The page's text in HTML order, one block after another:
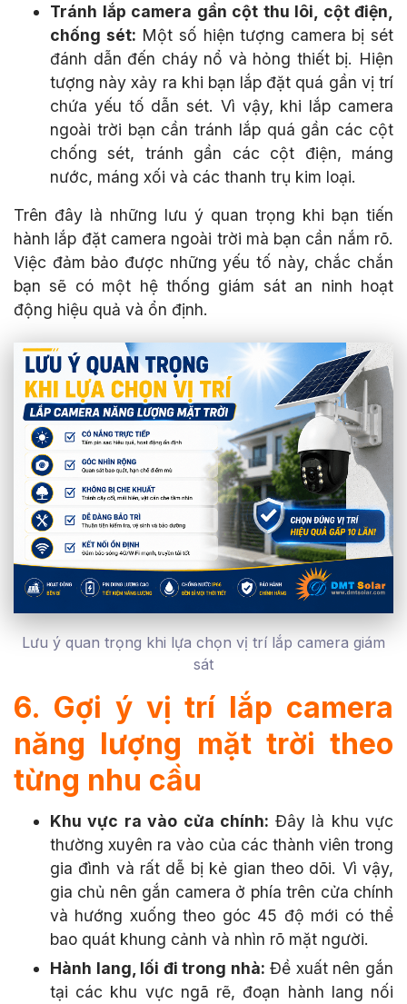
Tránh lắp camera gần cột thu lôi, cột điện,
chống sét: Một số hiện tượng camera bị sét
đánh dẫn đến cháy nổ và hỏng thiết bị. Hiện
tượng này xảy ra khi bạn lắp đặt quá gần vị trí
chứa yếu tố dẫn sét. Vì vậy, khi lắp camera
ngoài trời bạn cần tránh lắp quá gần các cột
chống sét, tránh gần các cột điện, máng
nước, máng xối và các thanh trụ kim loại.
Trên đây là những lưu ý quan trọng khi bạn tiến
hành lắp đặt camera ngoài trời mà bạn cần nắm rõ.
Việc đảm bảo được những yếu tố này, chắc chắn
bạn sẽ có một hệ thống giám sát an ninh hoạt
động hiệu quả và ổn định.
Lưu ý quan trọng khi lựa chọn vị trí lắp camera giám
sát
6. Gợi ý vị trí lắp camera
năng lượng mặt trời theo
từng nhu cầu
Khu vực ra vào cửa chính: Đây là khu vực
thường xuyên ra vào của các thành viên trong
gia đình và rất dễ bị kẻ gian theo dõi. Vì vậy,
gia chủ nên gắn camera ở phía trên cửa chính
và hướng xuống theo góc 45 độ mới có thể
bao quát khung cảnh và nhìn rõ mặt người.
Hành lang, lối đi trong nhà: Đề xuất nên gắn
tại các khu vực ngã rẽ, đoạn hành lang nối